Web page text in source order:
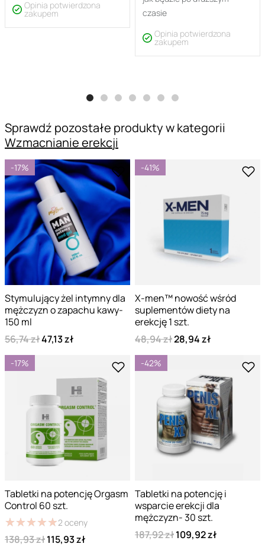
Opinia potwierdzona
zakupem
czasie
Opinia potwierdzona
zakupem
Sprawdź pozostałe produkty w kategorii
Wzmacnianie erekcji
-17%
Stymulujący żel intymny dla
mężczyzn o zapachu kawy-
150 ml
56,74 zł47,13 zł
-41%
X-men™ nowość wśród
suplementów diety na
erekcję 1 szt.
48,94 zł28,94 zł
-17%
Tabletki na potencję Orgasm
Control 60 szt.
★★★★★
★★★★★2 oceny
138,93 zł115,93 zł
-42%
Tabletki na potencję i
wsparcie erekcji dla
mężczyzn- 30 szt.
187,92 zł109,92 zł